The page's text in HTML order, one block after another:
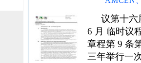
界上一些人
物种，但野
议第十六
6 月 临时议
章程第 9 条
三年举行一